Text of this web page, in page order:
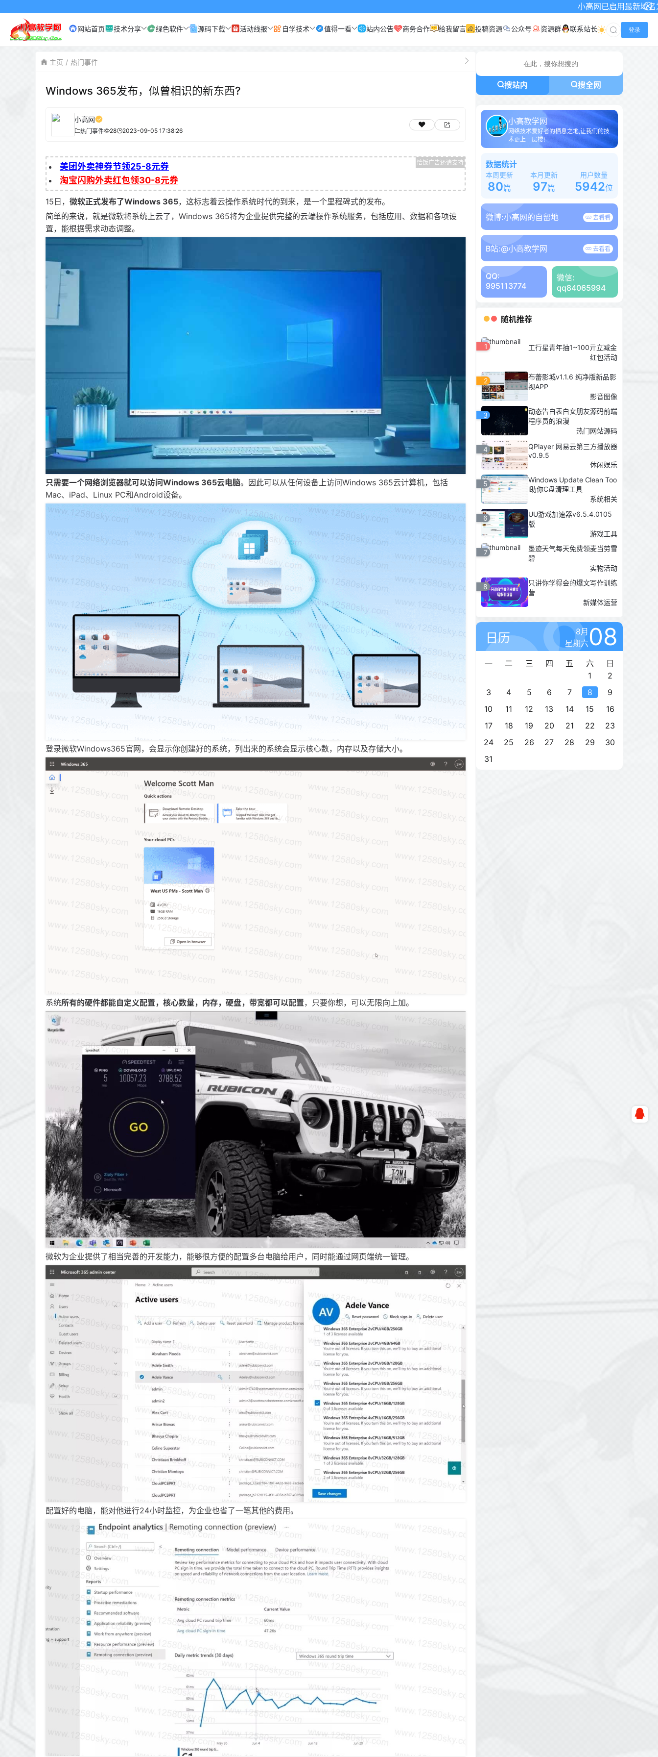
小高网已启用最新域名为：
网站首页 技术分享 绿色软件 源码下载 活动线报 自学技术 值得一看 站内公告 商务合作 给我留言 投稿资源 公众号 资源群 联系站长 登录
主页 热门事件
Windows 365发布，似曾相识的新东西?
小高网
热门事件 28 2023-09-05 17:38:26
美团外卖神券节领25-8元券
淘宝闪购外卖红包领30-8元券
15日， 微软正式发布了Windows 365，这标志着云操作系统时代的到来，是一个里程碑式的发布。
简单的来说，就是微软将系统上云了，Windows 365将为企业提供完整的云端操作系统服务，包括应用、数据和各项设
置，能根据需求动态调整。
只需要一个网络浏览器就可以访问Windows 365云电脑。因此可以从任何设备上访问Windows 365云计算机，包括
Mac、iPad、Linux PC和Android设备。
登录微软Windows365官网，会显示你创建好的系统，列出来的系统会显示核心数，内存以及存储大小。
系统所有的硬件都能自定义配置，核心数量，内存，硬盘，带宽都可以配置，只要你想，可以无限向上加。
微软为企业提供了相当完善的开发能力，能够很方便的配置多台电脑给用户，同时能通过网页端统一管理。
配置好的电脑，能对他进行24小时监控，为企业也省了一笔其他的费用。
搜站内 搜全网
小高教学网
网络技术爱好者的栖息之地,让我们的技
术更上一层楼!
数据统计
本周更新
80篇
本月更新
97篇
用户数量
5942位
微博:小高网的自留地 去看看
B站:@小高教学网 去看看
QQ:
995113774
微信:
qq84065994
随机推荐
1
工行星青年抽1~100亓立减金
红包活动
2
布蕾影城v1.1.6 纯净版新品影
视APP
影音图像
3
动态告白表白女朋友源码前端
程序员的浪漫
热门网站源码
4
QPlayer 网易云第三方播放器
v0.9.5
休闲娱乐
5
Windows Update Clean Too
l助你C盘清理工具
系统相关
6
UU游戏加速器v6.5.4.0105
版
游戏工具
7
墨迹天气每天免费领麦当劳雪
碧
实物活动
8
只讲你学得会的爆文写作训练
营
新媒体运营
日历
8月
星期六08
一 二 三 四 五 六
日
1
2
3
4 5 6 7 8
9
10
11 12 13 14 15
16
17
18 19 20 21 22
23
24
25 26 27 28 29
30
31